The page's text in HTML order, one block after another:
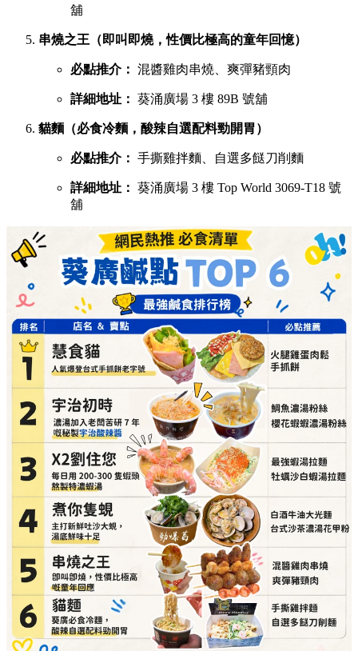
舖
串燒之王（即叫即燒，性價比極高的童年回憶）
必點推介： 混醬雞肉串燒、爽彈豬頸肉
詳細地址： 葵涌廣場 3 樓 89B 號舖
貓麵（必食冷麵，酸辣自選配料勁開胃）
必點推介： 手撕雞拌麵、自選多餸刀削麵
詳細地址： 葵涌廣場 3 樓 Top World 3069-T18 號
舖